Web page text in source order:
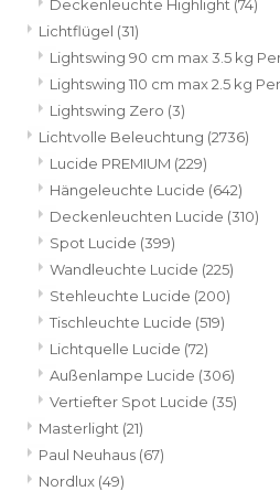
Deckenleuchte Highlight (74)
Lichtflügel (31)
Lightswing 90 cm max 3.5 kg
Lightswing 110 cm max 2.5 kg
Lightswing Zero (3)
Lichtvolle Beleuchtung (2736)
Lucide PREMIUM (229)
Hängeleuchte Lucide (642)
Deckenleuchten Lucide (310)
Spot Lucide (399)
Wandleuchte Lucide (225)
Stehleuchte Lucide (200)
Tischleuchte Lucide (519)
Lichtquelle Lucide (72)
Außenlampe Lucide (306)
Vertiefter Spot Lucide (35)
Masterlight (21)
Paul Neuhaus (67)
Nordlux (49)